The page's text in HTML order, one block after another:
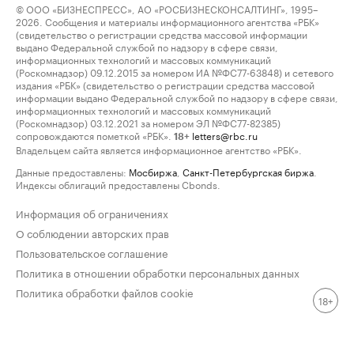
© ООО «БИЗНЕСПРЕСС», АО «РОСБИЗНЕСКОНСАЛТИНГ», 1995–
2026. Сообщения и материалы информационного агентства «РБК»
(свидетельство о регистрации средства массовой информации
выдано Федеральной службой по надзору в сфере связи,
информационных технологий и массовых коммуникаций
(Роскомнадзор) 09.12.2015 за номером ИА №ФС77-63848) и сетевого
издания «РБК» (свидетельство о регистрации средства массовой
информации выдано Федеральной службой по надзору в сфере связи,
информационных технологий и массовых коммуникаций
(Роскомнадзор) 03.12.2021 за номером ЭЛ №ФС77-82385)
сопровождаются пометкой «РБК».
18+ letters@rbc.ru
Владельцем сайта является информационное агентство «РБК».
Данные предоставлены: Мосбиржа Санкт-Петербургская биржа
Индексы облигаций предоставлены Cbonds.
Информация об ограничениях
О соблюдении авторских прав
Пользовательское соглашение
Политика в отношении обработки персональных данных
Политика обработки файлов cookie
18+